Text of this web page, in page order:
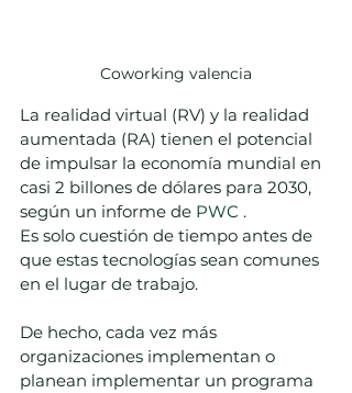
Coworking valencia
La realidad virtual (RV) y la realidad
aumentada (RA) tienen el potencial
de impulsar la economía mundial en
casi 2 billones de dólares para 2030,
según un informe de PWC .
Es solo cuestión de tiempo antes de
que estas tecnologías sean comunes
en el lugar de trabajo.
De hecho, cada vez más
organizaciones implementan o
planean implementar un programa